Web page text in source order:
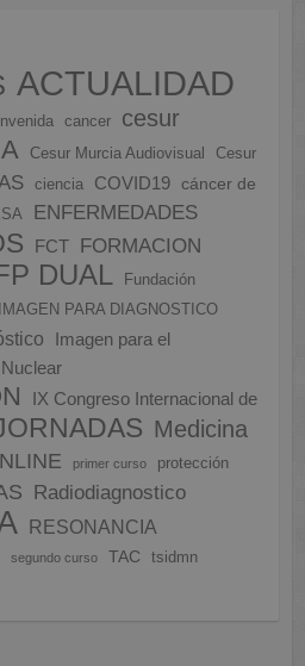
ACTUALIDAD
cancer cesur
Cesur Murcia Audiovisual
Cesur
ciencia COVID19
cáncer de
ENFERMEDADES
FCT
FORMACION
DUAL
Fundación
IMAGEN PARA DIAGNOSTICO
Imagen para el
IX Congreso Internacional de
Medicina
primer curso
protección
Radiodiagnostico
RESONANCIA
segundo curso TAC tsidmn